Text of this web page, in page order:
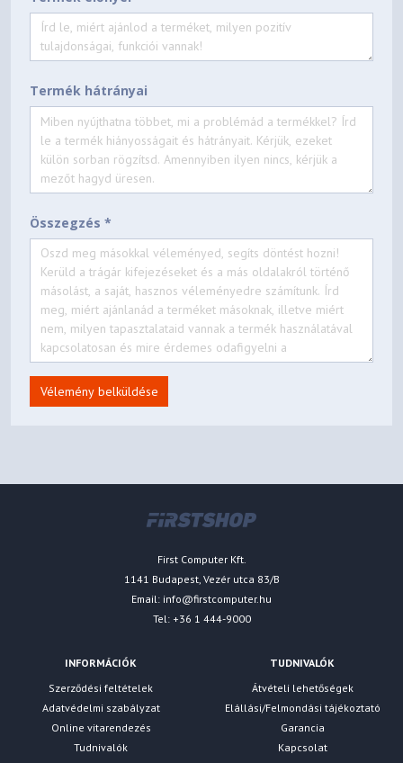
Termék hátrányai
Összegzés *
Vélemény belküldése
First Computer Kft.
1141 Budapest, Vezér utca 83/B
Email: info@firstcomputer.hu
Tel: +36 1 444-9000
INFORMÁCIÓK
Szerződési feltételek
Adatvédelmi szabályzat
Online vitarendezés
Tudnivalók
TUDNIVALÓK
Átvételi lehetőségek
Elállási/Felmondási tájékoztató
Garancia
Kapcsolat